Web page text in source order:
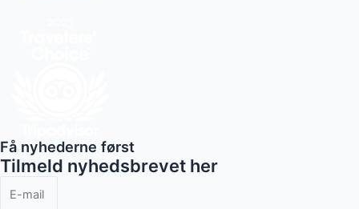
Få nyhederne først
Tilmeld nyhedsbrevet her